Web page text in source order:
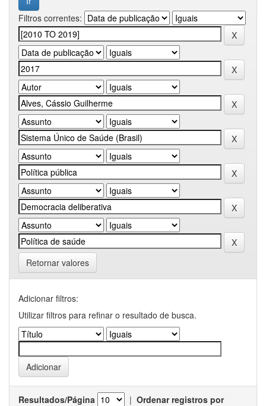
Filtros correntes:
Retornar valores
Adicionar filtros:
Utilizar filtros para refinar o resultado de busca.
Resultados/Página | Ordenar registros por